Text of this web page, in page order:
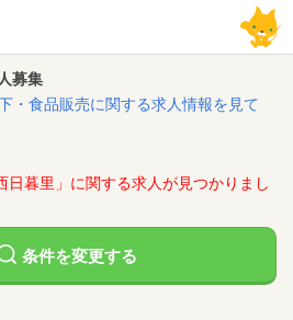
募集
・食品販売に関する求人情報を見て
日暮里」に関する求人が見つかりまし
条件を変更する